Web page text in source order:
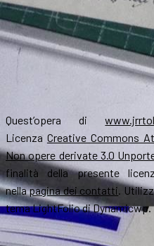
Quest’opera di
Licenza Creative Commons
Non opere derivate 3.0
finalità della presente
nellapagina dei contatti.
tema LightFolio di Dynamicwp.